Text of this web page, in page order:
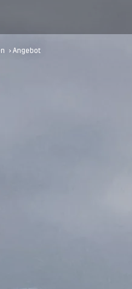
> Angebot